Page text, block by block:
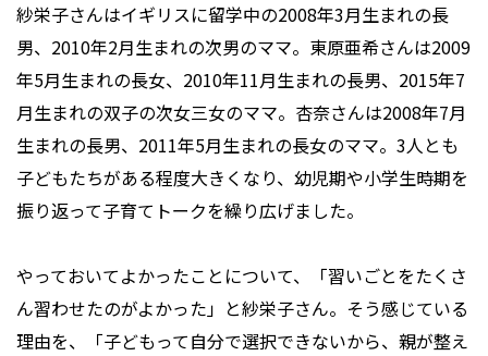
紗栄子さんはイギリスに留学中の2008年3月生まれの長
男、2010年2月生まれの次男のママ。東原亜希さんは2009
年5月生まれの長女、2010年11月生まれの長男、2015年7
月生まれの双子の次女三女のママ。杏奈さんは2008年7月
生まれの長男、2011年5月生まれの長女のママ。3人とも
子どもたちがある程度大きくなり、幼児期や小学生時期を
振り返って子育てトークを繰り広げました。
やっておいてよかったことについて、「習いごとをたくさ
ん習わせたのがよかった」と紗栄子さん。そう感じている
理由を、「子どもって自分で選択できないから、親が整え